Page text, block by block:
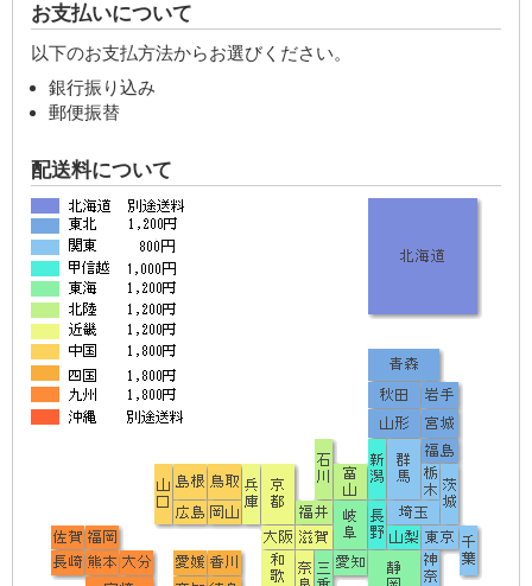
お買い物を続ける カートへ進む
お支払いについて
以下のお支払方法からお選びください。
銀行振り込み
郵便振替
配送料について